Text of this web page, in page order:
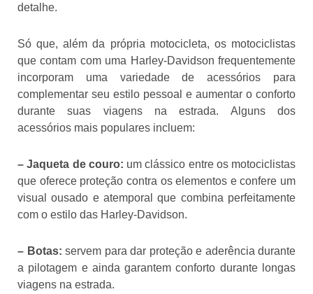
detalhe.
Só que, além da própria motocicleta, os motociclistas
que contam com uma Harley-Davidson frequentemente
incorporam uma variedade de acessórios para
complementar seu estilo pessoal e aumentar o conforto
durante suas viagens na estrada. Alguns dos
acessórios mais populares incluem:
– Jaqueta de couro: um clássico entre os motociclistas
que oferece proteção contra os elementos e confere um
visual ousado e atemporal que combina perfeitamente
com o estilo das Harley-Davidson.
– Botas: servem para dar proteção e aderência durante
a pilotagem e ainda garantem conforto durante longas
viagens na estrada.